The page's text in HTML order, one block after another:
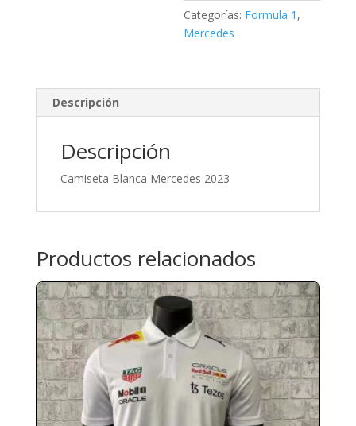
Categorías: Formula 1 ,
Mercedes
Descripción
Descripción
Camiseta Blanca Mercedes 2023
Productos relacionados